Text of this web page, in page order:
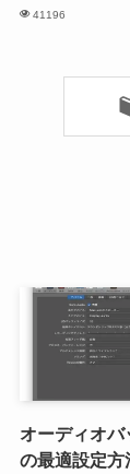
41196
オーディオ
の最適設定方